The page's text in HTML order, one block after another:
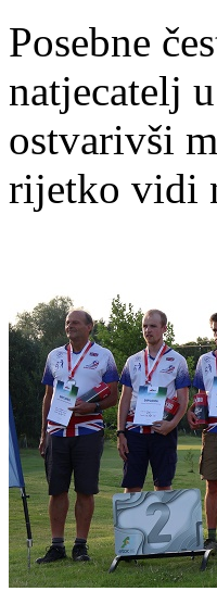
Posebne
natjecatelj
ostvarivši
rijetko vidi